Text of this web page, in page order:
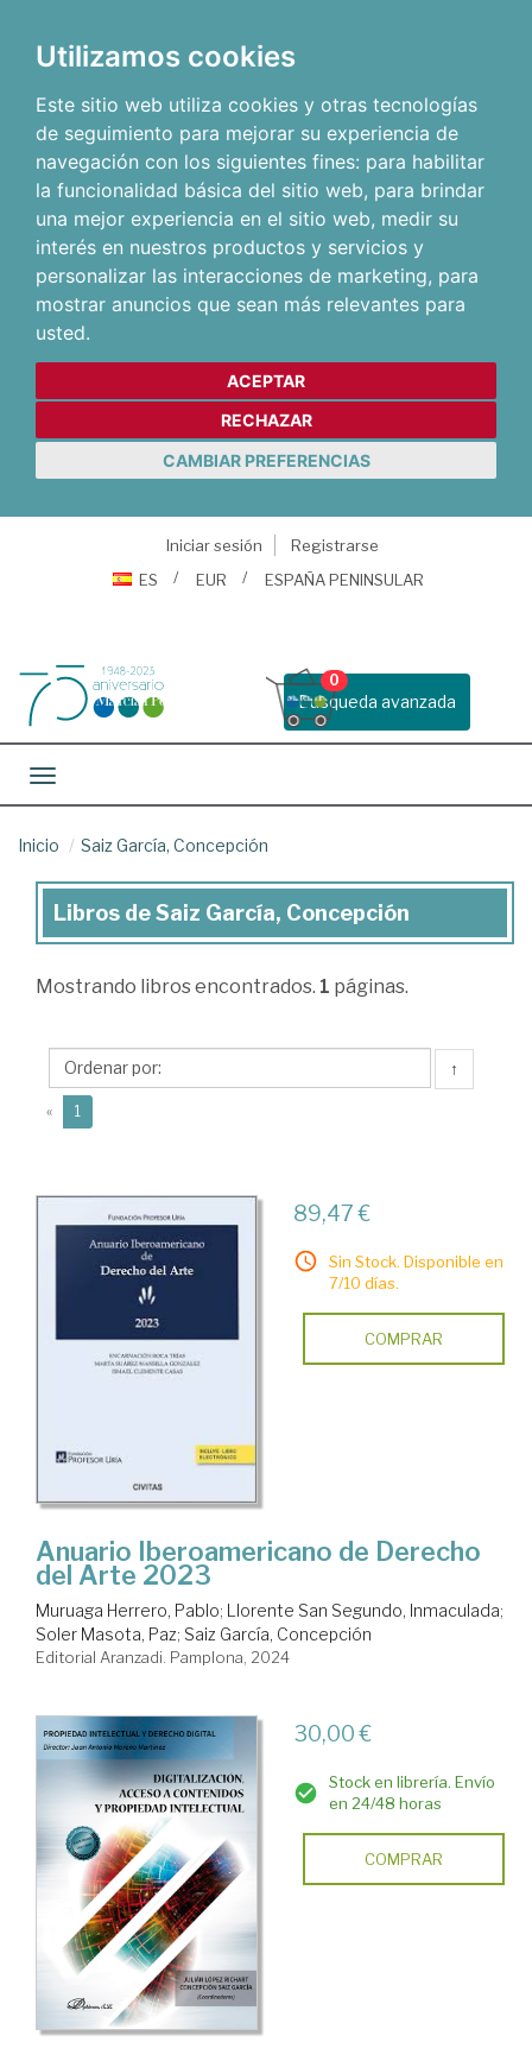
Utilizamos cookies
Este sitio web utiliza cookies y otras tecnologías
de seguimiento para mejorar su experiencia de
navegación con los siguientes fines: para habilitar
la funcionalidad básica del sitio web, para brindar
una mejor experiencia en el sitio web, medir su
interés en nuestros productos y servicios y
personalizar las interacciones de marketing, para
mostrar anuncios que sean más relevantes para
usted.
ACEPTAR
RECHAZAR
CAMBIAR PREFERENCIAS
Iniciar sesión
Registrarse
ES
EUR ESPAÑA PENINSULAR
Busqueda avanzada
0
Toggle navigation
Inicio Saiz García, Concepción
Libros
Saiz
Concepción
Libros de Saiz García, Concepción
Mostrando libros encontrados. 1 páginas.
↑
« 1
89,47 €
Sin Stock. Disponible en
7/10 días.
COMPRAR
Anuario Iberoamericano de Derecho
del Arte 2023
Muruaga Herrero, Pablo; Llorente San Segundo, Inmaculada;
Soler Masota, Paz; Saiz García, Concepción
Editorial Aranzadi. Pamplona, 2024
30,00 €
Stock en librería. Envío
en 24/48 horas
COMPRAR